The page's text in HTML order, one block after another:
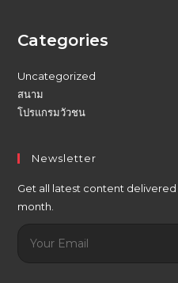
Categories
Uncategorized
สนาม
โปรแกรมวัวชน
Newsletter
Get all latest content
month.